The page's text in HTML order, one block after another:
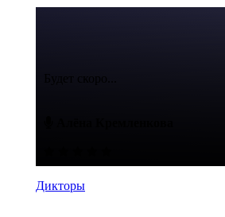
Будет скоро...
Дикторы